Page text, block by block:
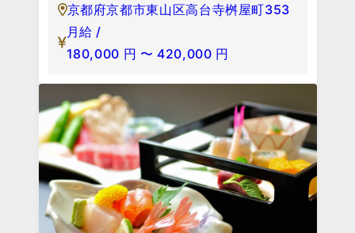
京都府京都市東山区高台寺桝屋町353
月給 /
180,000 円 〜 420,000 円